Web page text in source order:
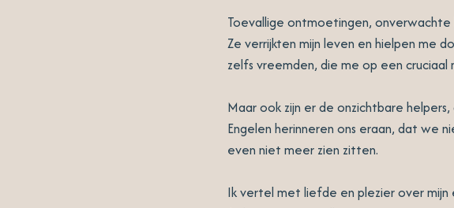
Toevallige ontmoetingen,
Ze verrijkten mijn leven en hielpen me
zelfs vreemden, die me op een
Maar ook zijn er de onzichtbare
Engelen herinneren ons eraan, dat we
even niet meer zien zitten.
Ik vertel met liefde en plezier over mijn